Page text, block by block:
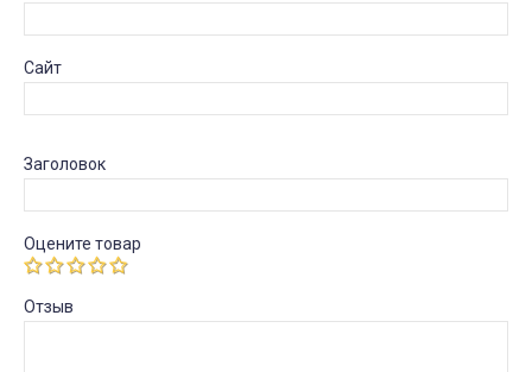
Сайт
Заголовок
Оцените товар
Отзыв